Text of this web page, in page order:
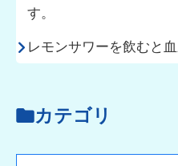
す。
レモンサワーを飲むと
カテゴリ